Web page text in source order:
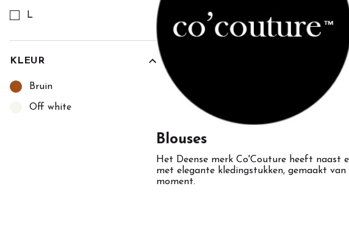
L
KLEUR
Bruin
Off white
Blouses
Het Deense merk Co'Couture heeft naast
met elegante kledingstukken, gemaakt
moment.